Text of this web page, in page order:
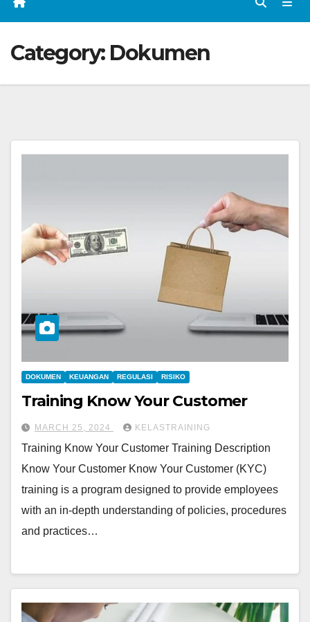
Category: Dokumen
DOKUMEN KEUANGAN REGULASI RISIKO
Training Know Your Customer
MARCH 25, 2024 KELASTRAINING
Training Know Your Customer Training Description
Know Your Customer Know Your Customer (KYC)
training is a program designed to provide employees
with an in-depth understanding of policies, procedures
and practices…